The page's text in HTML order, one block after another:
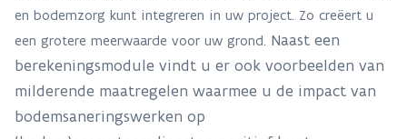
en bodemzorg kunt integreren in uw project. Zo creëert u
een grotere meerwaarde voor uw grond. Naast een
berekeningsmodule vindt u er ook voorbeelden van
milderende maatregelen waarmee u de impact van
bodemsaneringswerken op